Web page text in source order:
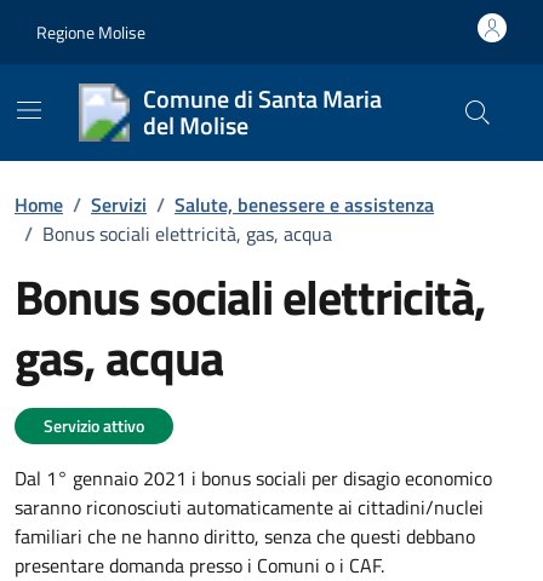
Regione Molise
Comune di Santa Maria
del Molise Cerca
Home / Servizi / Salute, benessere e assistenza
/ Bonus sociali elettricità, gas, acqua
Bonus sociali elettricità,
gas, acqua
Dettagli del servizio
Servizio attivo
Dal 1° gennaio 2021 i bonus sociali per disagio economico
saranno riconosciuti automaticamente ai cittadini/nuclei
familiari che ne hanno diritto, senza che questi debbano
presentare domanda presso i Comuni o i CAF.